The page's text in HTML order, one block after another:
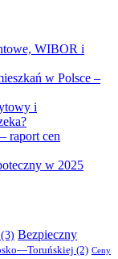
WIBOR i
w Polsce –
i
raport cen
w 2025
(3) Bezpieczny
(2) Ceny